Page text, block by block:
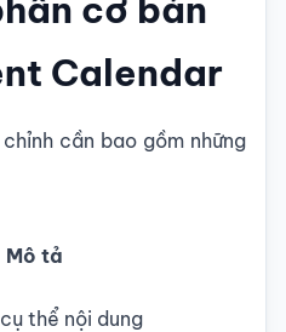
cơ bản
Calendar
cần bao gồm những
Mô tả
thể nội dung